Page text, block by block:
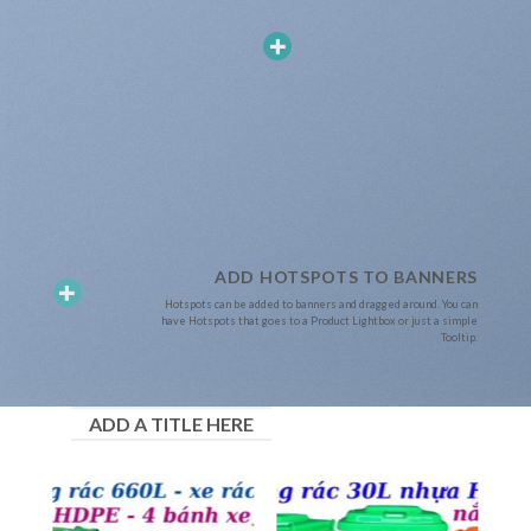
ADD HOTSPOTS TO BANNERS
Hotspots can be added to banners and dragged around. You can
have Hotspots that goes to a Product Lightbox or just a simple
Tooltip.
ADD A TITLE HERE